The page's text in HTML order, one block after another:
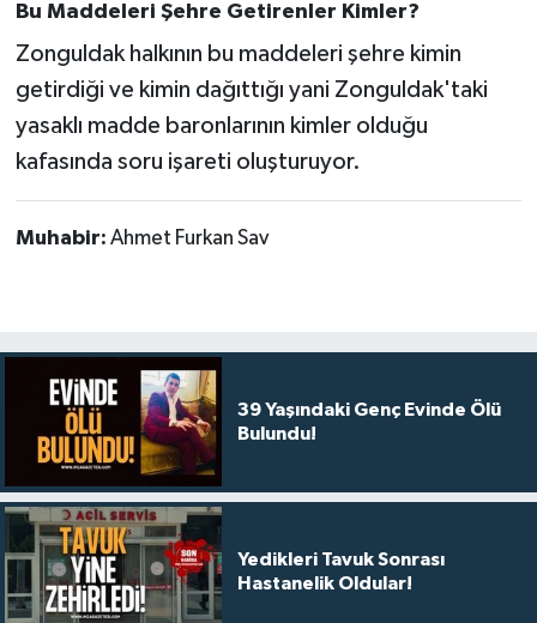
Bu Maddeleri Şehre Getirenler Kimler?
Zonguldak halkının bu maddeleri şehre kimin
getirdiği ve kimin dağıttığı yani Zonguldak'taki
yasaklı madde baronlarının kimler olduğu
kafasında soru işareti oluşturuyor.
Muhabir: Ahmet Furkan Sav
39 Yaşındaki Genç Evinde Ölü
Bulundu!
Yedikleri Tavuk Sonrası
Hastanelik Oldular!